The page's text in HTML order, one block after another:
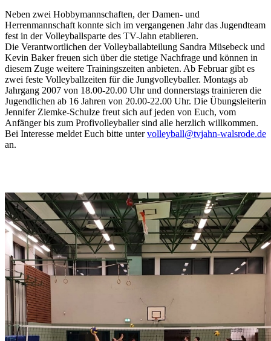
Neben zwei Hobbymannschaften, der Damen- und
Herrenmannschaft konnte sich im vergangenen Jahr das Jugendteam
fest in der Volleyballsparte des TV-Jahn etablieren.
Die Verantwortlichen der Volleyballabteilung Sandra Müsebeck und
Kevin Baker freuen sich über die stetige Nachfrage und können in
diesem Zuge weitere Trainingszeiten anbieten. Ab Februar gibt es
zwei feste Volleyballzeiten für die Jungvolleyballer. Montags ab
Jahrgang 2007 von 18.00-20.00 Uhr und donnerstags trainieren die
Jugendlichen ab 16 Jahren von 20.00-22.00 Uhr. Die Übungsleiterin
Jennifer Ziemke-Schulze freut sich auf jeden von Euch, vom
Anfänger bis zum Profivolleyballer sind alle herzlich willkommen.
Bei Interesse meldet Euch bitte untervolleyball@tvjahn-walsrode.de
an.